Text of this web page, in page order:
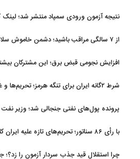
نتیجه آزمون ورودی سمپاد منتشر شد؛ لینک
از ۷ سالگی مراقب باشید؛ دشمن خاموش سلامت کودکان شناسایی شد
افزایش نجومی قبض برق؛ این مشترکان
شرط ۲گانه ایران برای تنگه هرمز؛ تحریم‌ها و غرامت به معادله برگشتند
پرونده پول‌های نفتی جنجالی شد؛ وزیر
با رأی ۸۶ سناتور؛ تحریم‌های تازه علیه ایران کلید خورد
چرا استقلال قید جذب سردار آزمون را زد؟؛